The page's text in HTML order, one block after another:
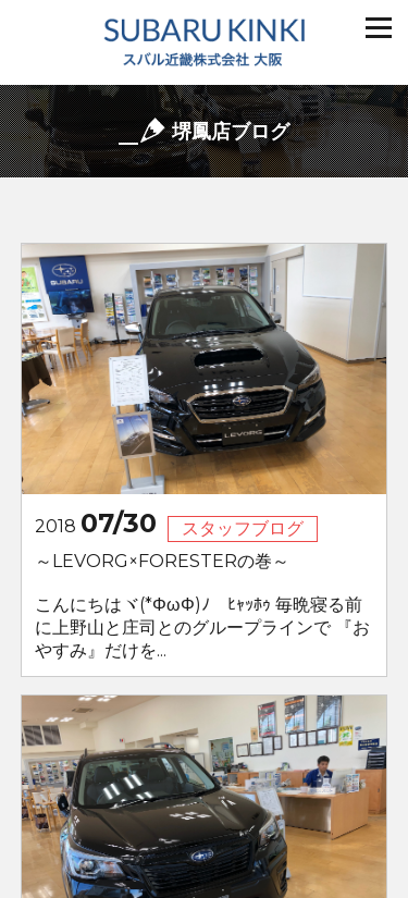
堺鳳店ブログ
2018 07/30
スタッフブログ
～LEVORG×FORESTERの巻～
こんにちはヾ(*ΦωΦ)ﾉ ﾋｬｯﾎｩ 毎晩寝る前
に上野山と庄司とのグループラインで 『お
やすみ』だけを...